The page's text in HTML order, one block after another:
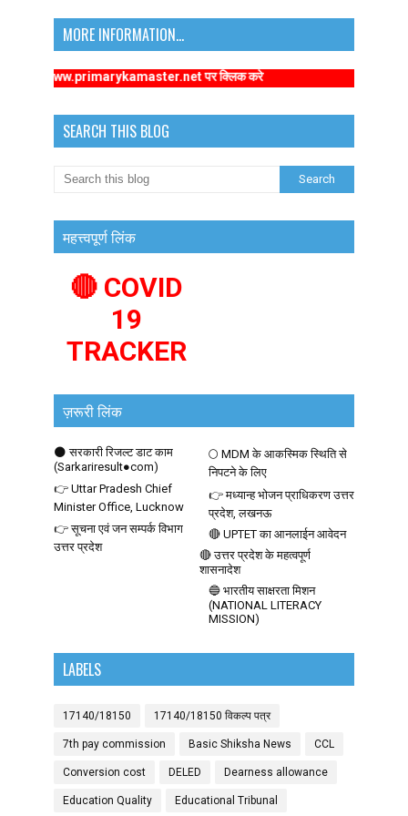
MORE INFORMATION...
www.primarykamaster.net पर क्लिक करे
SEARCH THIS BLOG
महत्त्वपूर्ण लिंक
🔴 COVID
19
TRACKER
ज़रूरी लिंक
🌑 सरकारी रिजल्ट डाट काम
(Sarkariresult●com)
🌕 MDM के आकस्मिक स्थिति से
निपटने के लिए
👉 Uttar Pradesh Chief
Minister Office, Lucknow
👉 मध्यान्ह भोजन प्राधिकरण उत्तर
प्रदेश, लखनऊ
👉 सूचना एवं जन सम्पर्क विभाग
उत्तर प्रदेश
🔴 UPTET का आनलाईन आवेदन
🔴 उत्तर प्रदेश के महत्वपूर्ण
शासनादेश
🔵 भारतीय साक्षरता मिशन
(NATIONAL LITERACY
MISSION)
LABELS
17140/18150 17140/18150 विकल्प पत्र
7th pay commission Basic Shiksha News CCL
Conversion cost DELED Dearness allowance
Education Quality Educational Tribunal